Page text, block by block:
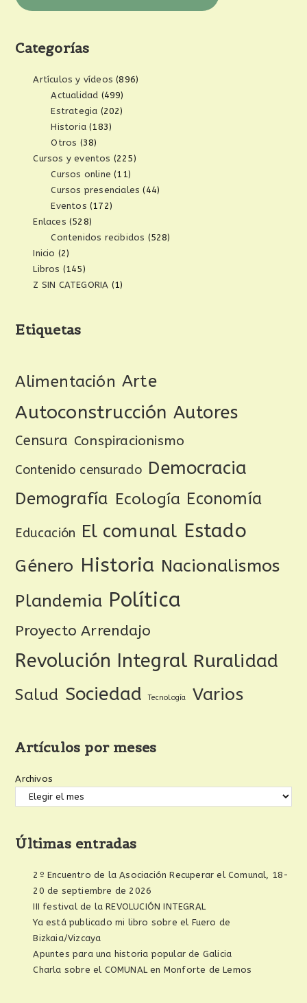
Categorías
Artículos y vídeos (896)
Actualidad (499)
Estrategia (202)
Historia (183)
Otros (38)
Cursos y eventos (225)
Cursos online (11)
Cursos presenciales (44)
Eventos (172)
Enlaces (528)
Contenidos recibidos (528)
Inicio (2)
Libros (145)
Z SIN CATEGORIA (1)
Etiquetas
Alimentación Arte
Autoconstrucción Autores
Censura Conspiracionismo
Contenido censurado Democracia
Demografía Ecología Economía
Educación El comunal Estado
Género Historia Nacionalismos
Plandemia Política
Proyecto Arrendajo
Revolución Integral Ruralidad
Salud Sociedad Tecnología Varios
Artículos por meses
Archivos
Últimas entradas
2º Encuentro de la Asociación Recuperar el Comunal, 18-
20 de septiembre de 2026
III festival de la REVOLUCIÓN INTEGRAL
Ya está publicado mi libro sobre el Fuero de
Bizkaia/Vizcaya
Apuntes para una historia popular de Galicia
Charla sobre el COMUNAL en Monforte de Lemos